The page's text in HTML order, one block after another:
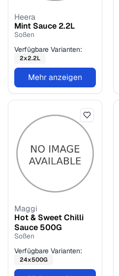
Heera
Mint Sauce 2.2L
Soßen
Verfügbare Varianten:
2x2.2L
Mehr anzeigen
Maggi
Hot & Sweet Chilli
Sauce 500G
Soßen
Verfügbare Varianten:
24x500G